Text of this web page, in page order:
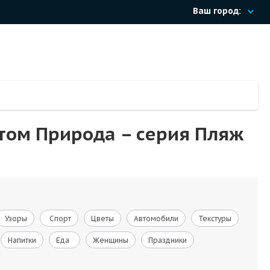
Ваш город:
Природа – cерия Пляж
Узоры Спорт Цветы Автомобили Текстуры
Напитки Еда Женщины Праздники